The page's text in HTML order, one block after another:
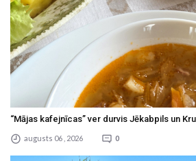
“Mājas kafejnīcas” ver durvis Jēkabpils un
augusts 06 , 2026 0